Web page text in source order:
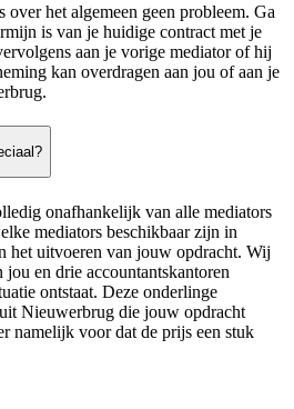
over het algemeen geen probleem. Ga
is van je huidige contract met je
aan je vorige mediator of hij
kan overdragen aan jou of aan je
onafhankelijk van alle mediators
mediators beschikbaar zijn in
het uitvoeren van jouw opdracht. Wij
en drie accountantskantoren
ontstaat. Deze onderlinge
Nieuwerbrug die jouw opdracht
namelijk voor dat de prijs een stuk